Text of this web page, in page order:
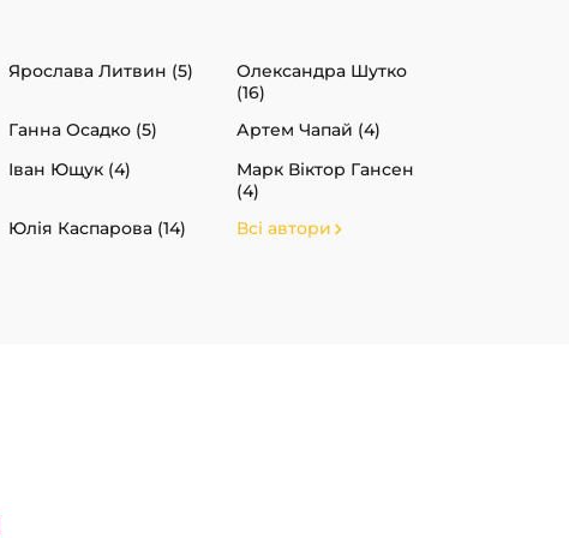
Ярослава Литвин (5)
Олександра Шутко
(16)
Ганна Осадко (5)
Артем Чапай (4)
Іван Ющук (4)
Марк Віктор Гансен
(4)
Юлія Каспарова (14) Всі автори